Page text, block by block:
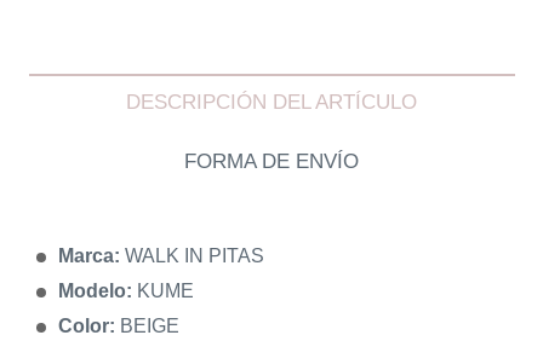
DESCRIPCIÓN DEL ARTÍCULO
FORMA DE ENVÍO
Marca: WALK IN PITAS
Modelo: KUME
Color: BEIGE